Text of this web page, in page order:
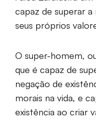
capaz de superar
seus próprios
O super-homem,
que é capaz de
negação de
morais na vida, e
existência ao criar